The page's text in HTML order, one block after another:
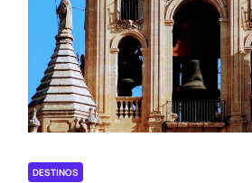
DESTINOS